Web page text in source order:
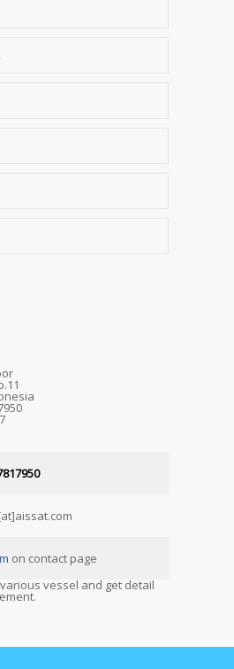
on contact page
vessel and get detail